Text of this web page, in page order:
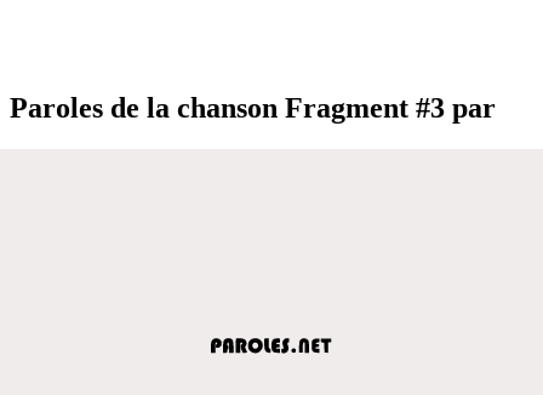
Paroles de la chanson Fragment #3 par